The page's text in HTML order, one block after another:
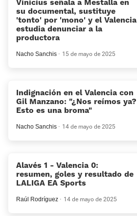
Vinicius señala a Mestalla en
su documental, sustituye
'tonto' por 'mono' y el Valencia
estudia denunciar a la
productora
Nacho Sanchis 15 de mayo de 2025
Indignación en el Valencia con
Gil Manzano: "¿Nos reímos ya?
Esto es una broma"
Nacho Sanchis 14 de mayo de 2025
Alavés 1 - Valencia 0:
resumen, goles y resultado de
LALIGA EA Sports
Raúl Rodríguez 14 de mayo de 2025